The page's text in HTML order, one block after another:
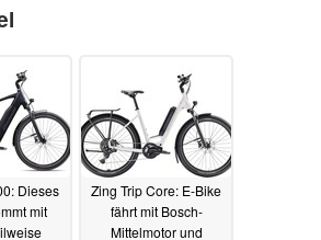
Dieses
mit
Zing Trip Core: E-Bike
fährt mit Bosch-
Mittelmotor und